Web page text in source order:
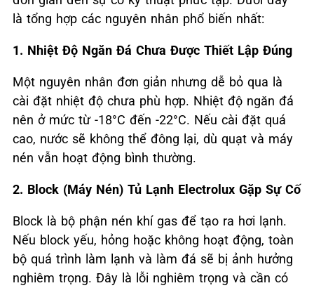
là tổng hợp các nguyên nhân phổ biến nhất:
1. Nhiệt Độ Ngăn Đá Chưa Được Thiết Lập Đúng
Một nguyên nhân đơn giản nhưng dễ bỏ qua là
cài đặt nhiệt độ chưa phù hợp. Nhiệt độ ngăn đá
nên ở mức từ -18°C đến -22°C. Nếu cài đặt quá
cao, nước sẽ không thể đông lại, dù quạt và máy
nén vẫn hoạt động bình thường.
2. Block (Máy Nén) Tủ Lạnh Electrolux Gặp Sự Cố
Block là bộ phận nén khí gas để tạo ra hơi lạnh.
Nếu block yếu, hỏng hoặc không hoạt động, toàn
bộ quá trình làm lạnh và làm đá sẽ bị ảnh hưởng
nghiêm trọng. Đây là lỗi nghiêm trọng và cần có